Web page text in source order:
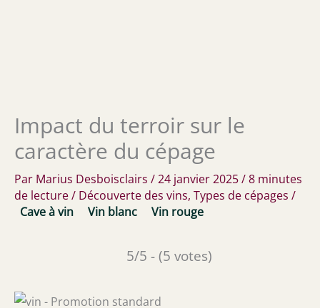
Impact du terroir sur le
caractère du cépage
Par Marius Desboisclairs /24 janvier 2025/8 minutes
de lecture/ Découverte des vins, Types de cépages /
Cave à vin
Vin blanc Vin rouge
5/5 - (5 votes)